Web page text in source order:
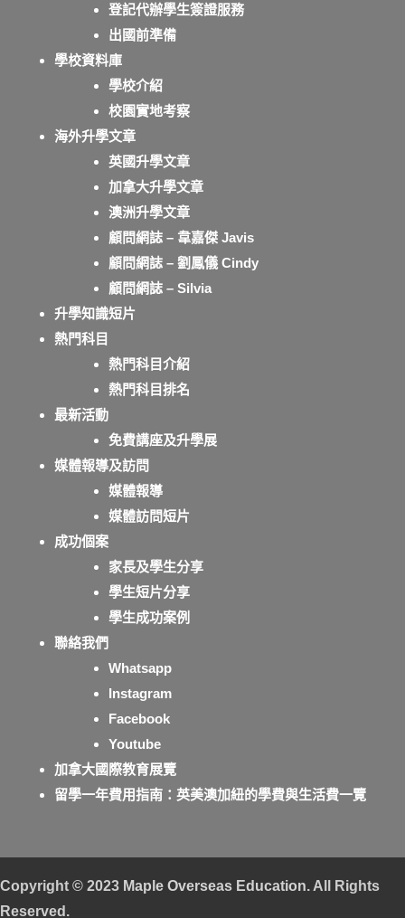
登記代辦學生簽證服務
出國前準備
學校資料庫
學校介紹
校園實地考察
海外升學文章
英國升學文章
加拿大升學文章
澳洲升學文章
顧問網誌 – 韋嘉傑 Javis
顧問網誌 – 劉鳳儀 Cindy
顧問網誌 – Silvia
升學知識短片
熱門科目
熱門科目介紹
熱門科目排名
最新活動
免費講座及升學展
媒體報導及訪問
媒體報導
媒體訪問短片
成功個案
家長及學生分享
學生短片分享
學生成功案例
聯絡我們
Whatsapp
Instagram
Facebook
Youtube
加拿大國際教育展覽
留學一年費用指南：英美澳加紐的學費與生活費一覽
Copyright © 2023 Maple Overseas Education. All Rights
Reserved.